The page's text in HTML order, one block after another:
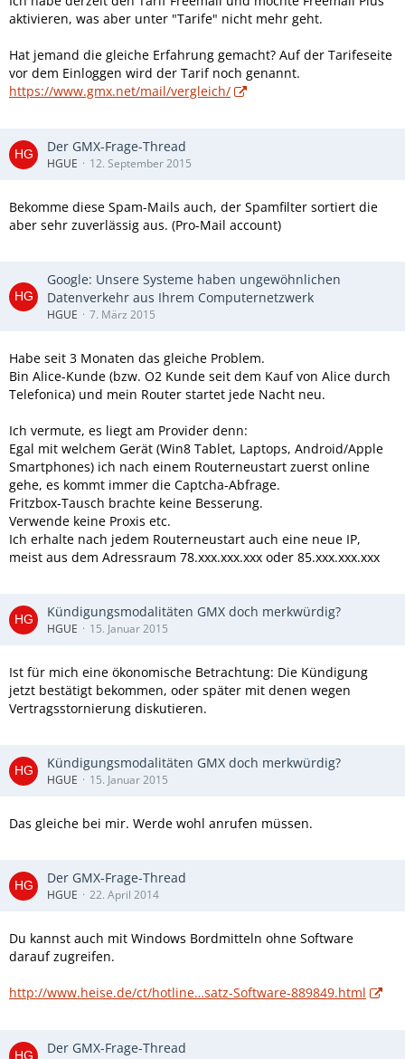
aktivieren, was aber unter "Tarife" nicht mehr geht.
Hat jemand die gleiche Erfahrung gemacht? Auf der Tarifeseite
vor dem Einloggen wird der Tarif noch genannt.
https://www.gmx.net/mail/vergleich/
Der GMX-Frage-Thread
HGUE 12. September 2015
Bekomme diese Spam-Mails auch, der Spamfilter sortiert die
aber sehr zuverlässig aus. (Pro-Mail account)
Google: Unsere Systeme haben ungewöhnlichen
Datenverkehr aus Ihrem Computernetzwerk
HGUE 7. März 2015
Habe seit 3 Monaten das gleiche Problem.
Bin Alice-Kunde (bzw. O2 Kunde seit dem Kauf von Alice durch
Telefonica) und mein Router startet jede Nacht neu.
Ich vermute, es liegt am Provider denn:
Egal mit welchem Gerät (Win8 Tablet, Laptops, Android/Apple
Smartphones) ich nach einem Routerneustart zuerst online
gehe, es kommt immer die Captcha-Abfrage.
Fritzbox-Tausch brachte keine Besserung.
Verwende keine Proxis etc.
Ich erhalte nach jedem Routerneustart auch eine neue IP,
meist aus dem Adressraum 78.xxx.xxx.xxx oder 85.xxx.xxx.xxx
Kündigungsmodalitäten GMX doch merkwürdig?
HGUE 15. Januar 2015
Ist für mich eine ökonomische Betrachtung: Die Kündigung
jetzt bestätigt bekommen, oder später mit denen wegen
Vertragsstornierung diskutieren.
Kündigungsmodalitäten GMX doch merkwürdig?
HGUE 15. Januar 2015
Das gleiche bei mir. Werde wohl anrufen müssen.
Der GMX-Frage-Thread
HGUE 22. April 2014
Du kannst auch mit Windows Bordmitteln ohne Software
darauf zugreifen.
http://www.heise.de/ct/hotline…satz-Software-889849.html
Der GMX-Frage-Thread